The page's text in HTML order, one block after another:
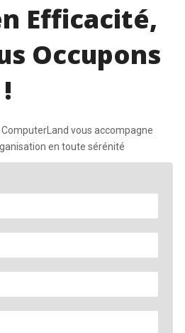
Efficacité,
Occupons
vous accompagne
en toute sérénité